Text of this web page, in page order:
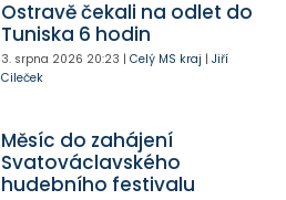
Ostravě čekali na odlet do
Tuniska 6 hodin
3. srpna 2026 20:23 | Celý MS kraj | Jiří
Cileček
Měsíc do zahájení
Svatováclavského
hudebního festivalu